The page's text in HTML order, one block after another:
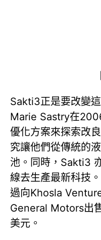
Sakti3正是要改變
Marie Sastry在
優化方案來探索改
究讓他們從傳統的
池。同時，Sakti3
線去生產最新科技
過向Khosla
General Motors出
美元。